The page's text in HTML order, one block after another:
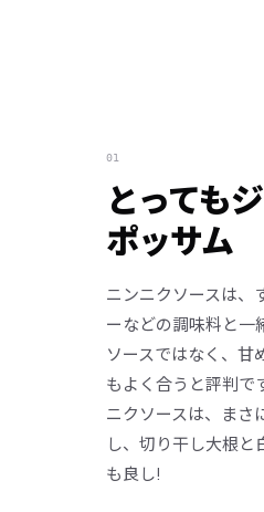
01
とっても
ポッサム
ニンニクソースは、
ーなどの調味料と一
ソースではなく、甘
もよく合うと評判で
ニクソースは、まさ
し、切り干し大根と
も良し!